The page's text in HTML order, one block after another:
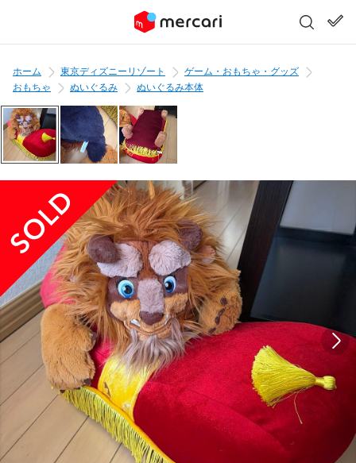
ホーム 東京ディズニーリゾート
ゲーム・おもちゃ・グッズ
おもちゃ
ぬいぐるみ ぬいぐるみ本体